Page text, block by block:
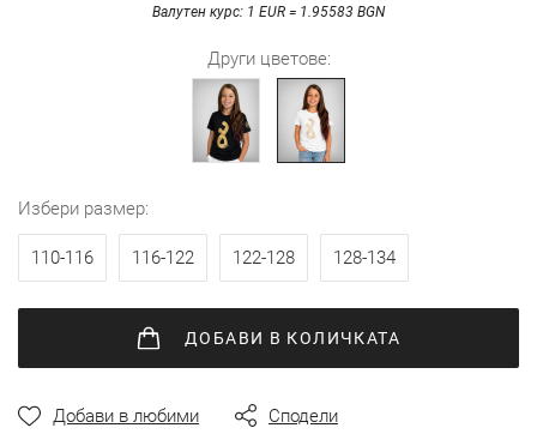
Валутен курс: 1 EUR = 1.95583 BGN
Други цветове:
избери размер
110-116 116-122 122-128 128-134
ДОБАВИ В КОЛИЧКАТА
Добави в любими Сподели